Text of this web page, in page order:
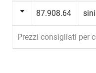
87.908.64
Prezzi consigliati per